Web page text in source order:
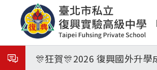
內
容
8月3日 分科成績公布
🎉🎉🎉狂賀! 12望蘇同學榮
🎊狂賀🎊2026 復興國外升學